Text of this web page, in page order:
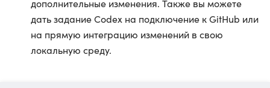
дополнительные изменения. Также вы можете
дать задание Codex на подключение к GitHub или
на прямую интеграцию изменений в свою
локальную среду.